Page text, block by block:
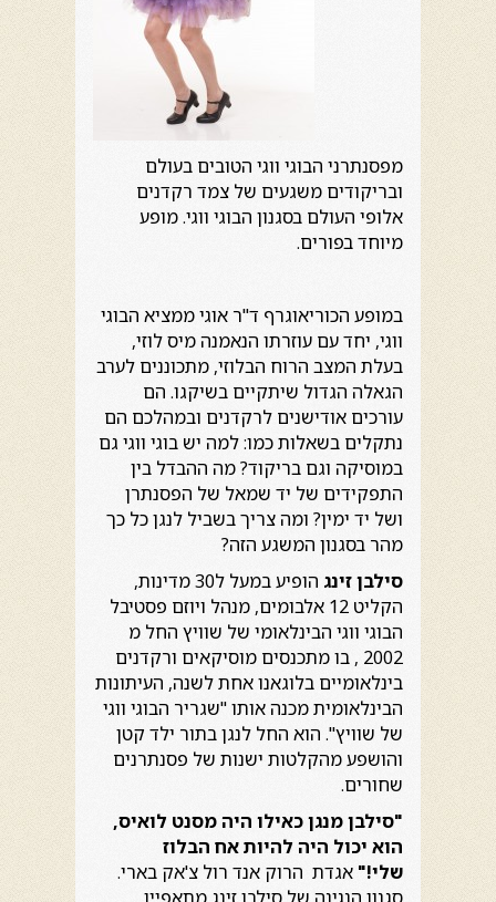
מפסנתרני הבוגי ווגי הטובים בעולם
ובריקודים משגעים של צמד רקדנים
אלופי העולם בסגנון הבוגי ווגי. מופע
מיוחד בפורים.
במופע הכוריאוגרף ד"ר אוגי ממציא הבוגי
ווגי, יחד עם עוזרתו הנאמנה מיס לוזי,
בעלת המצב הרוח הבלוזי, מתכוננים לערב
הגאלה הגדול שיתקיים בשיקגו. הם
עורכים אודישנים לרקדנים ובמהלכם הם
נתקלים בשאלות כמו: למה יש בוגי ווגי גם
במוסיקה וגם בריקוד? מה ההבדל בין
התפקידים של יד שמאל של הפסנתרן
ושל יד ימין? ומה צריך בשביל לנגן כל כך
מהר בסגנון המשגע הזה?
סילבן זינג
הופיע במעל ל30 מדינות,
הקליט 12 אלבומים, מנהל ויוזם פסטיבל
הבוגי ווגי הבינלאומי של שוויץ החל מ
2002 , בו מתכנסים מוסיקאים ורקדנים
בינלאומיים בלוגאנו אחת לשנה, העיתונות
הבינלאומית מכנה אותו "שגריר הבוגי ווגי
של שוויץ". הוא החל לנגן בתור ילד קטן
והושפע מהקלטות ישנות של פסנתרנים
שחורים.
"סילבן מנגן כאילו היה מסנט לואיס,
הוא יכול היה להיות אח הבלוז
שלי!" אגדת הרוק אנד רול צ'אק בארי.